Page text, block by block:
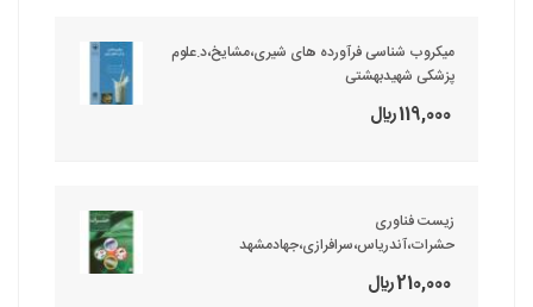
میکروب شناسی فرآورده های شیری،مشایخ،د.علوم
پزشکی شهیدبهشتی
119,000 ريال
زیست فناوری
حشرات،آندریاس،سرافرازی،جهادمشهد
210,000 ريال